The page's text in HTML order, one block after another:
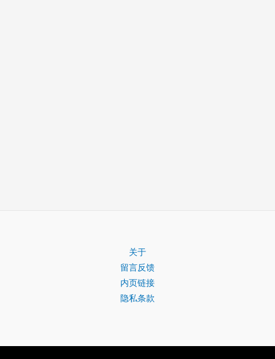
关于
留言反馈
内页链接
隐私条款